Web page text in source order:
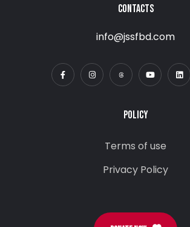
CONTACTS
info@jssfbd.com
POLICY
Terms of use
Privacy Policy